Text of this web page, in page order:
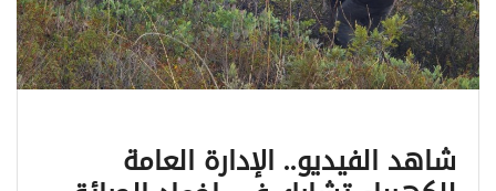
شاهد الفيديو.. الإدارة العامة